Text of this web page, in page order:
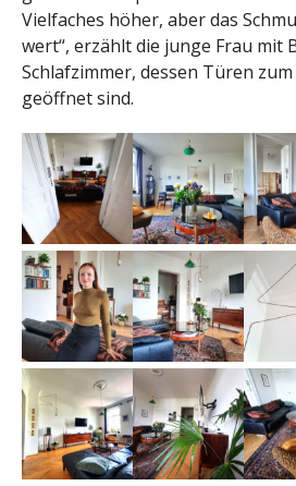
Vielfaches höher, aber das
wert“, erzählt die junge Frau mit
Schlafzimmer, dessen Türen
geöffnet sind.